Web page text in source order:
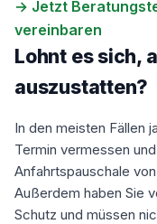
→ Jetzt
vereinbaren
Lohnt es sich,
auszustatten?
In den meisten Fällen
Termin vermessen
Anfahrtspauschale
Außerdem haben Sie
Schutz und müssen